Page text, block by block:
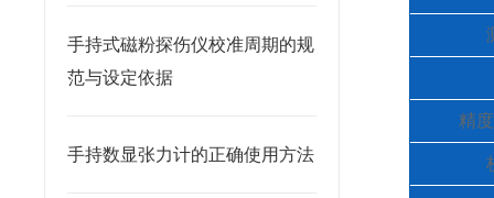
手持式磁粉探伤仪校准周期的规
范与设定依据
手持数显张力计的正确使用方法
精